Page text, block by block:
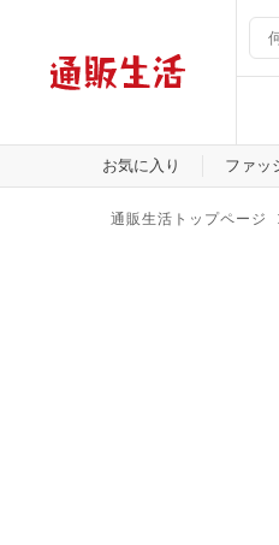
バ
ル
メ
お気に入り ファッ
通販生活トップページ